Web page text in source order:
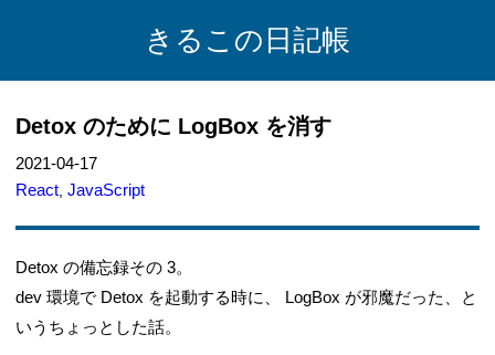
きるこの日記帳
Detox のために LogBox を消す
2021-04-17
React JavaScript
Detox の備忘録その 3。
dev 環境で Detox を起動する時に、 LogBox が邪魔だった、と
いうちょっとした話。